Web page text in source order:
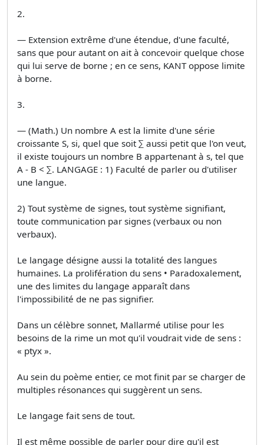
2.
— Extension extrême d'une étendue, d'une faculté,
sans que pour autant on ait à concevoir quelque chose
qui lui serve de borne ; en ce sens, KANT oppose limite
à borne.
3.
— (Math.) Un nombre A est la limite d'une série
croissante S, si, quel que soit ∑ aussi petit que l'on veut,
il existe toujours un nombre B appartenant à s, tel que
A - B < ∑. LANGAGE : 1) Faculté de parler ou d'utiliser
une langue.
2) Tout système de signes, tout système signifiant,
toute communication par signes (verbaux ou non
verbaux).
Le langage désigne aussi la totalité des langues
humaines. La prolifération du sens • Paradoxalement,
une des limites du langage apparaît dans
l'impossibilité de ne pas signifier.
Dans un célèbre sonnet, Mallarmé utilise pour les
besoins de la rime un mot qu'il voudrait vide de sens :
« ptyx ».
Au sein du poème entier, ce mot finit par se charger de
multiples résonances qui suggèrent un sens.
Le langage fait sens de tout.
Il est même possible de parler pour dire qu'il est